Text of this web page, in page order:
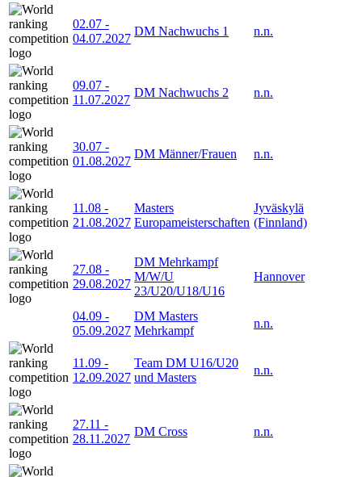
02.07 -
04.07.2027
DM Nachwuchs 1 n.n.
09.07 -
11.07.2027
DM Nachwuchs 2 n.n.
30.07 -
01.08.2027
DM Männer/Frauen n.n.
11.08 -
21.08.2027
Masters
Europameisterschaften
Jyväskylä
(Finnland)
27.08 -
29.08.2027
DM Mehrkampf
M/W/U
23/U20/U18/U16
Hannover
04.09 -
05.09.2027
DM Masters
Mehrkampf
n.n.
11.09 -
12.09.2027
Team DM U16/U20
und Masters
n.n.
27.11 -
28.11.2027
DM Cross n.n.